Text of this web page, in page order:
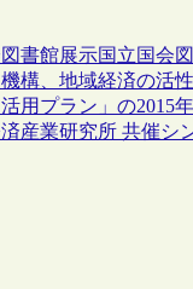
書館展示国立国会
構、地域経済の活
用プラン」の2015
産業研究所 共催